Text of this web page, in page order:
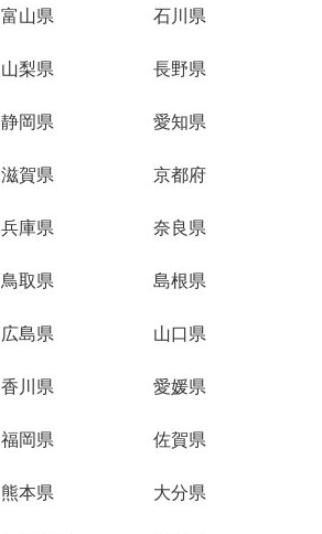
富山県 石川県
山梨県 長野県
静岡県 愛知県
滋賀県 京都府
兵庫県 奈良県
鳥取県 島根県
広島県 山口県
香川県 愛媛県
福岡県 佐賀県
熊本県 大分県